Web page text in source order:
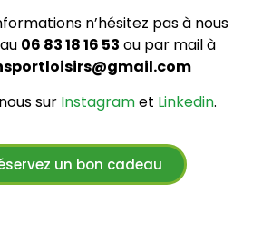
n’hésitez pas à nous
06 83 18 16 53 ou par mail à
oisirs@gmail.com
sur Instagramet Linkedin.
un bon cadeau